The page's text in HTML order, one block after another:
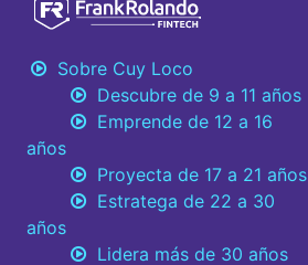
Sobre Cuy Loco
Descubre de 9 a 11 años
Emprende de 12 a 16
años
Proyecta de 17 a 21 años
Estratega de 22 a 30
años
Lidera más de 30 años